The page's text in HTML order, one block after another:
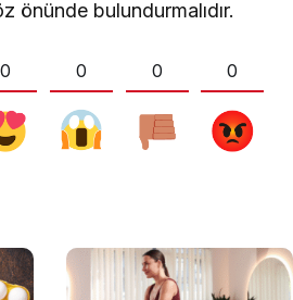
önünde bulundurmalıdır.
0 0 0 0